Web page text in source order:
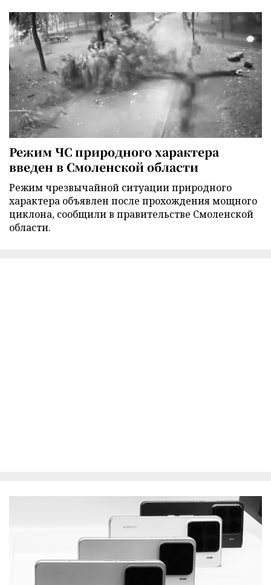
Режим ЧС природного характера
введен в Смоленской области
Режим чрезвычайной ситуации природного
характера объявлен после прохождения мощного
циклона, сообщили в правительстве Смоленской
области.